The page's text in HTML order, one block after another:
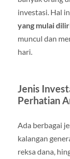
investasi. Hal
yang mulai
muncul dan
hari.
Jenis
Perhatian
Ada berbagai
kalangan
reksa dana,